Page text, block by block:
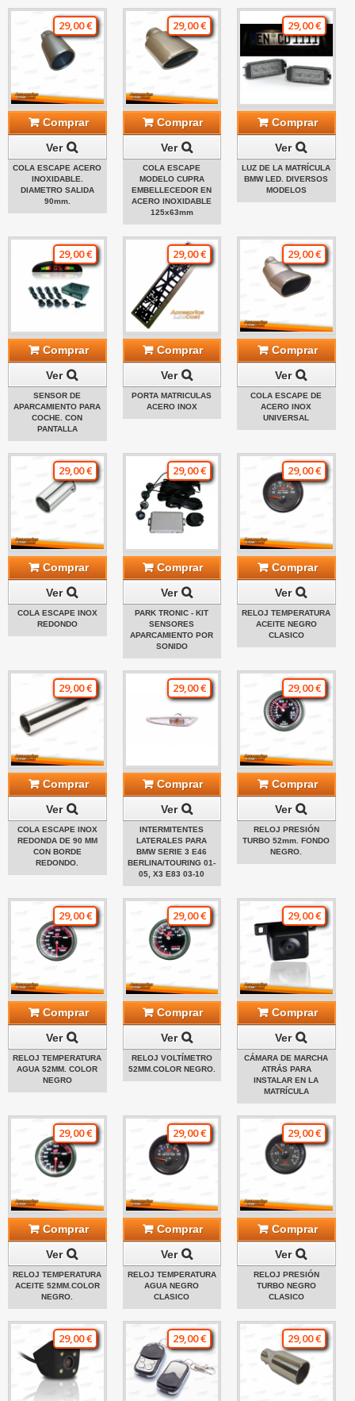
29,00 €
Comprar
Ver
COLA ESCAPE ACERO
INOXIDABLE.
DIAMETRO SALIDA
90mm.
29,00 €
Comprar
Ver
COLA ESCAPE
MODELO CUPRA
EMBELLECEDOR EN
ACERO INOXIDABLE
125x63mm
29,00 €
Comprar
Ver
LUZ DE LA MATRÍCULA
BMW LED. DIVERSOS
MODELOS
29,00 €
Comprar
Ver
SENSOR DE
APARCAMIENTO PARA
COCHE. CON
PANTALLA
29,00 €
Comprar
Ver
PORTA MATRICULAS
ACERO INOX
29,00 €
Comprar
Ver
COLA ESCAPE DE
ACERO INOX
UNIVERSAL
29,00 €
Comprar
Ver
COLA ESCAPE INOX
REDONDO
29,00 €
Comprar
Ver
PARK TRONIC - KIT
SENSORES
APARCAMIENTO POR
SONIDO
29,00 €
Comprar
Ver
RELOJ TEMPERATURA
ACEITE NEGRO
CLASICO
29,00 €
Comprar
Ver
COLA ESCAPE INOX
REDONDA DE 90 MM
CON BORDE
REDONDO.
29,00 €
Comprar
Ver
INTERMITENTES
LATERALES PARA
BMW SERIE 3 E46
BERLINA/TOURING 01-
05, X3 E83 03-10
29,00 €
Comprar
Ver
RELOJ PRESIÓN
TURBO 52mm. FONDO
NEGRO.
29,00 €
Comprar
Ver
RELOJ TEMPERATURA
AGUA 52MM. COLOR
NEGRO
29,00 €
Comprar
Ver
RELOJ VOLTÍMETRO
52MM.COLOR NEGRO.
29,00 €
Comprar
Ver
CÁMARA DE MARCHA
ATRÁS PARA
INSTALAR EN LA
MATRÍCULA
29,00 €
Comprar
Ver
RELOJ TEMPERATURA
ACEITE 52MM.COLOR
NEGRO.
29,00 €
Comprar
Ver
RELOJ TEMPERATURA
AGUA NEGRO
CLASICO
29,00 €
Comprar
Ver
RELOJ PRESIÓN
TURBO NEGRO
CLASICO
29,00 € 29,00 € 29,00 €